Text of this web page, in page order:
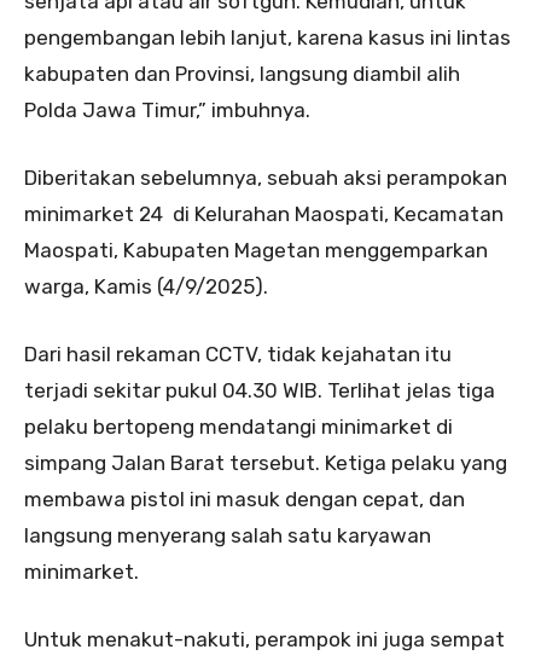
pengembangan lebih lanjut, karena kasus ini lintas
kabupaten dan Provinsi, langsung diambil alih
Polda Jawa Timur,” imbuhnya.
Diberitakan sebelumnya, sebuah aksi perampokan
minimarket 24 di Kelurahan Maospati, Kecamatan
Maospati, Kabupaten Magetan menggemparkan
warga, Kamis (4/9/2025).
Dari hasil rekaman CCTV, tidak kejahatan itu
terjadi sekitar pukul 04.30 WIB. Terlihat jelas tiga
pelaku bertopeng mendatangi minimarket di
simpang Jalan Barat tersebut. Ketiga pelaku yang
membawa pistol ini masuk dengan cepat, dan
langsung menyerang salah satu karyawan
minimarket.
Untuk menakut-nakuti, perampok ini juga sempat